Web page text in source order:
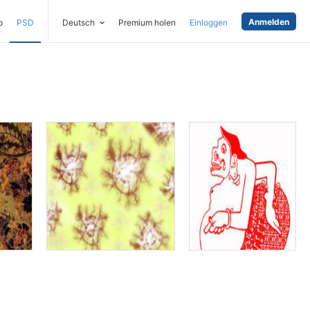
PSD Deutsch Premium holen Einloggen Anmelden